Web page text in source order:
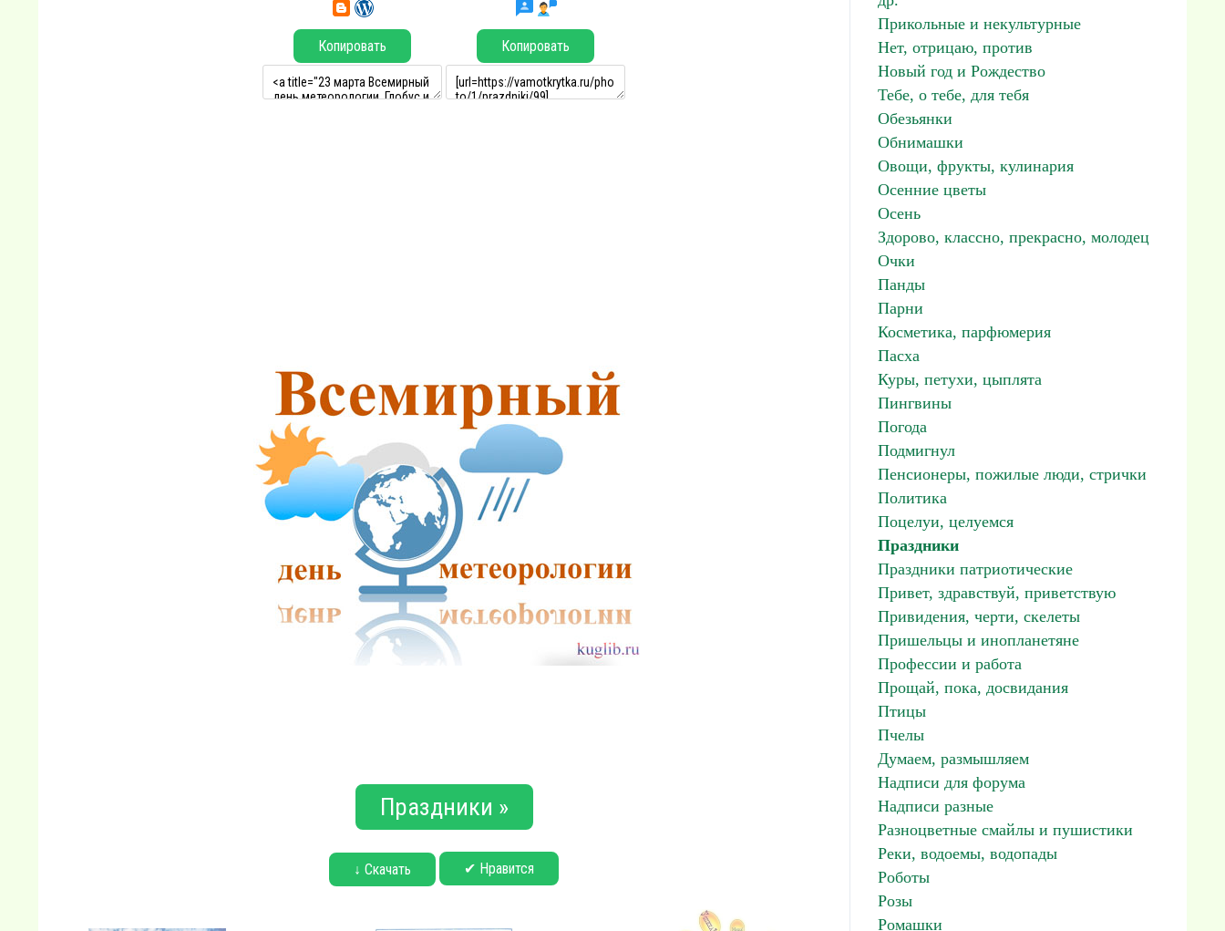
Копировать Копировать
Праздники »
↓ Скачать ✔ Нравится
Прикольные и некультурные
Нет, отрицаю, против
Новый год и Рождество
Тебе, о тебе, для тебя
Обезьянки
Обнимашки
Овощи, фрукты, кулинария
Осенние цветы
Осень
Здорово, классно, прекрасно, молодец
Очки
Панды
Парни
Косметика, парфюмерия
Пасха
Куры, петухи, цыплята
Пингвины
Погода
Подмигнул
Пенсионеры, пожилые люди, стрички
Политика
Поцелуи, целуемся
Праздники
Праздники патриотические
Привет, здравствуй, приветствую
Привидения, черти, скелеты
Пришельцы и инопланетяне
Профессии и работа
Прощай, пока, досвидания
Птицы
Пчелы
Думаем, размышляем
Надписи для форума
Надписи разные
Разноцветные смайлы и пушистики
Реки, водоемы, водопады
Роботы
Розы
Ромашки